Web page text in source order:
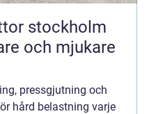
stockholm
och mjukare
pressgjutning och
hård belastning varje